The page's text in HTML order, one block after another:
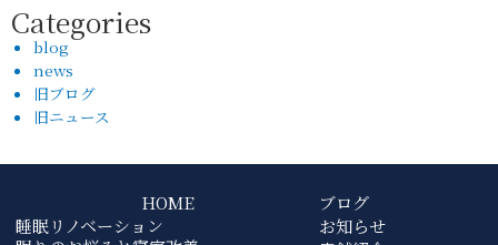
Categories
blog
news
旧ブログ
旧ニュース
HOME
睡眠リノベーション
ブログ
お知らせ